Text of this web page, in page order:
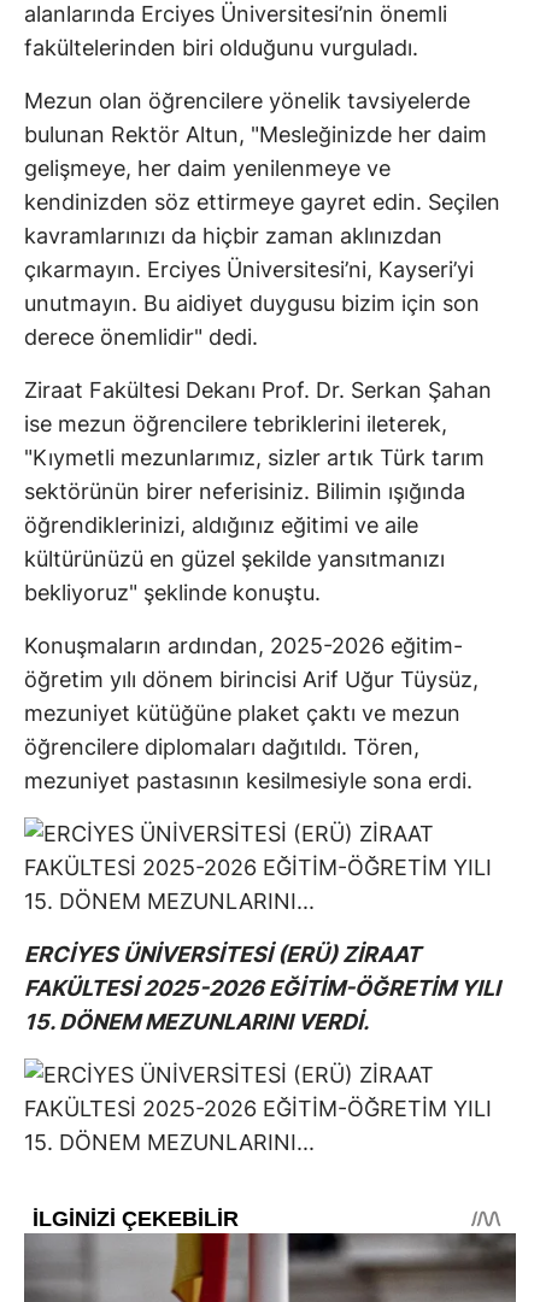
alanlarında Erciyes Üniversitesi’nin önemli
fakültelerinden biri olduğunu vurguladı.
Mezun olan öğrencilere yönelik tavsiyelerde
bulunan Rektör Altun, "Mesleğinizde her daim
gelişmeye, her daim yenilenmeye ve
kendinizden söz ettirmeye gayret edin. Seçilen
kavramlarınızı da hiçbir zaman aklınızdan
çıkarmayın. Erciyes Üniversitesi’ni, Kayseri’yi
unutmayın. Bu aidiyet duygusu bizim için son
derece önemlidir" dedi.
Ziraat Fakültesi Dekanı Prof. Dr. Serkan Şahan
ise mezun öğrencilere tebriklerini ileterek,
"Kıymetli mezunlarımız, sizler artık Türk tarım
sektörünün birer neferisiniz. Bilimin ışığında
öğrendiklerinizi, aldığınız eğitimi ve aile
kültürünüzü en güzel şekilde yansıtmanızı
bekliyoruz" şeklinde konuştu.
Konuşmaların ardından, 2025-2026 eğitim-
öğretim yılı dönem birincisi Arif Uğur Tüysüz,
mezuniyet kütüğüne plaket çaktı ve mezun
öğrencilere diplomaları dağıtıldı. Tören,
mezuniyet pastasının kesilmesiyle sona erdi.
ERCİYES ÜNİVERSİTESİ (ERÜ) ZİRAAT
FAKÜLTESİ 2025-2026 EĞİTİM-ÖĞRETİM YILI
15. DÖNEM MEZUNLARINI VERDİ.